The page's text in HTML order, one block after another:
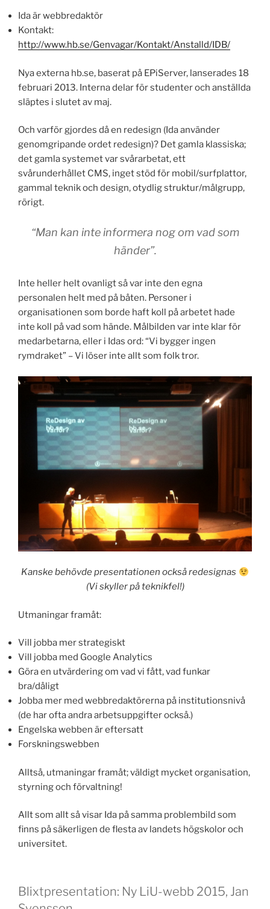
Ida är webbredaktör
Kontakt:
http://www.hb.se/Genvagar/Kontakt/Anstalld/IDB/
Nya externa hb.se, baserat på EPiServer, lanserades 18
februari 2013. Interna delar för studenter och anställda
släptes i slutet av maj.
Och varför gjordes då en redesign (Ida använder
genomgripande ordet redesign)? Det gamla klassiska;
det gamla systemet var svårarbetat, ett
svårunderhållet CMS, inget stöd för mobil/surfplattor,
gammal teknik och design, otydlig struktur/målgrupp,
rörigt.
“Man kan inte informera nog om vad som
händer”.
Inte heller helt ovanligt så var inte den egna
personalen helt med på båten. Personer i
organisationen som borde haft koll på arbetet hade
inte koll på vad som hände. Målbilden var inte klar för
medarbetarna, eller i Idas ord: “Vi bygger ingen
rymdraket” – Vi löser inte allt som folk tror.
Kanske behövde presentationen också redesignas
(Vi skyller på teknikfel!)
Utmaningar framåt:
Vill jobba mer strategiskt
Vill jobba med Google Analytics
Göra en utvärdering om vad vi fått, vad funkar
bra/dåligt
Jobba mer med webbredaktörerna på institutionsnivå
(de har ofta andra arbetsuppgifter också.)
Engelska webben är eftersatt
Forskningswebben
Alltså, utmaningar framåt; väldigt mycket organisation,
styrning och förvaltning!
Allt som allt så visar Ida på samma problembild som
finns på säkerligen de flesta av landets högskolor och
universitet.
Blixtpresentation: Ny LiU-webb 2015, Jan